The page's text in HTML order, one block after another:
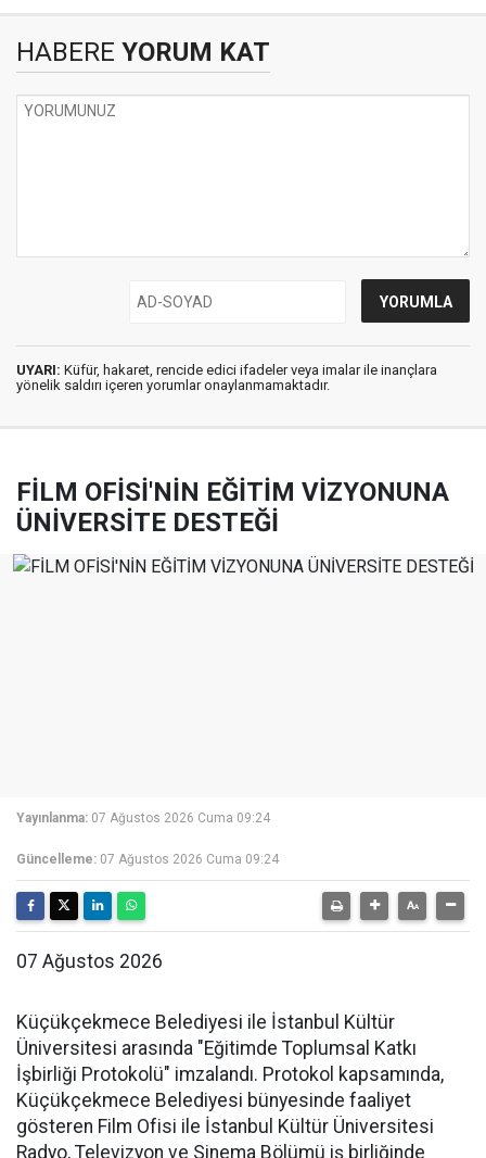
HABERE YORUM KAT
UYARI: Küfür, hakaret, rencide edici ifadeler veya imalar ile inançlara
yönelik saldırı içeren yorumlar onaylanmamaktadır.
FİLM OFİSİ'NİN EĞİTİM VİZYONUNA
ÜNİVERSİTE DESTEĞİ
Yayınlanma: 07 Ağustos 2026 Cuma 09:24
Güncelleme: 07 Ağustos 2026 Cuma 09:24
07 Ağustos 2026
Küçükçekmece Belediyesi ile İstanbul Kültür
Üniversitesi arasında "Eğitimde Toplumsal Katkı
İşbirliği Protokolü" imzalandı. Protokol kapsamında,
Küçükçekmece Belediyesi bünyesinde faaliyet
gösteren Film Ofisi ile İstanbul Kültür Üniversitesi
Radyo, Televizyon ve Sinema Bölümü iş birliğinde